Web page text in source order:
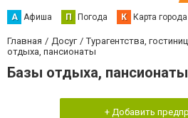
А Афиша П Погода К Карта города
Главная Досуг Турагентства,
отдыха, пансионаты
Базы отдыха,
+ Добавить